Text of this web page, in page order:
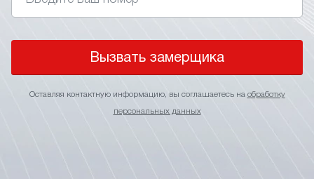
Вызвать замерщика
Оставляя контактную информацию, вы соглашаетесь на обработку
персональных данных